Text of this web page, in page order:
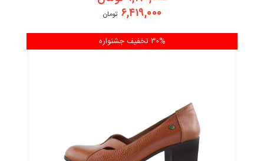
۶,۴۱۹,۰۰۰ تومان
۳۰% تخفیف جشنواره